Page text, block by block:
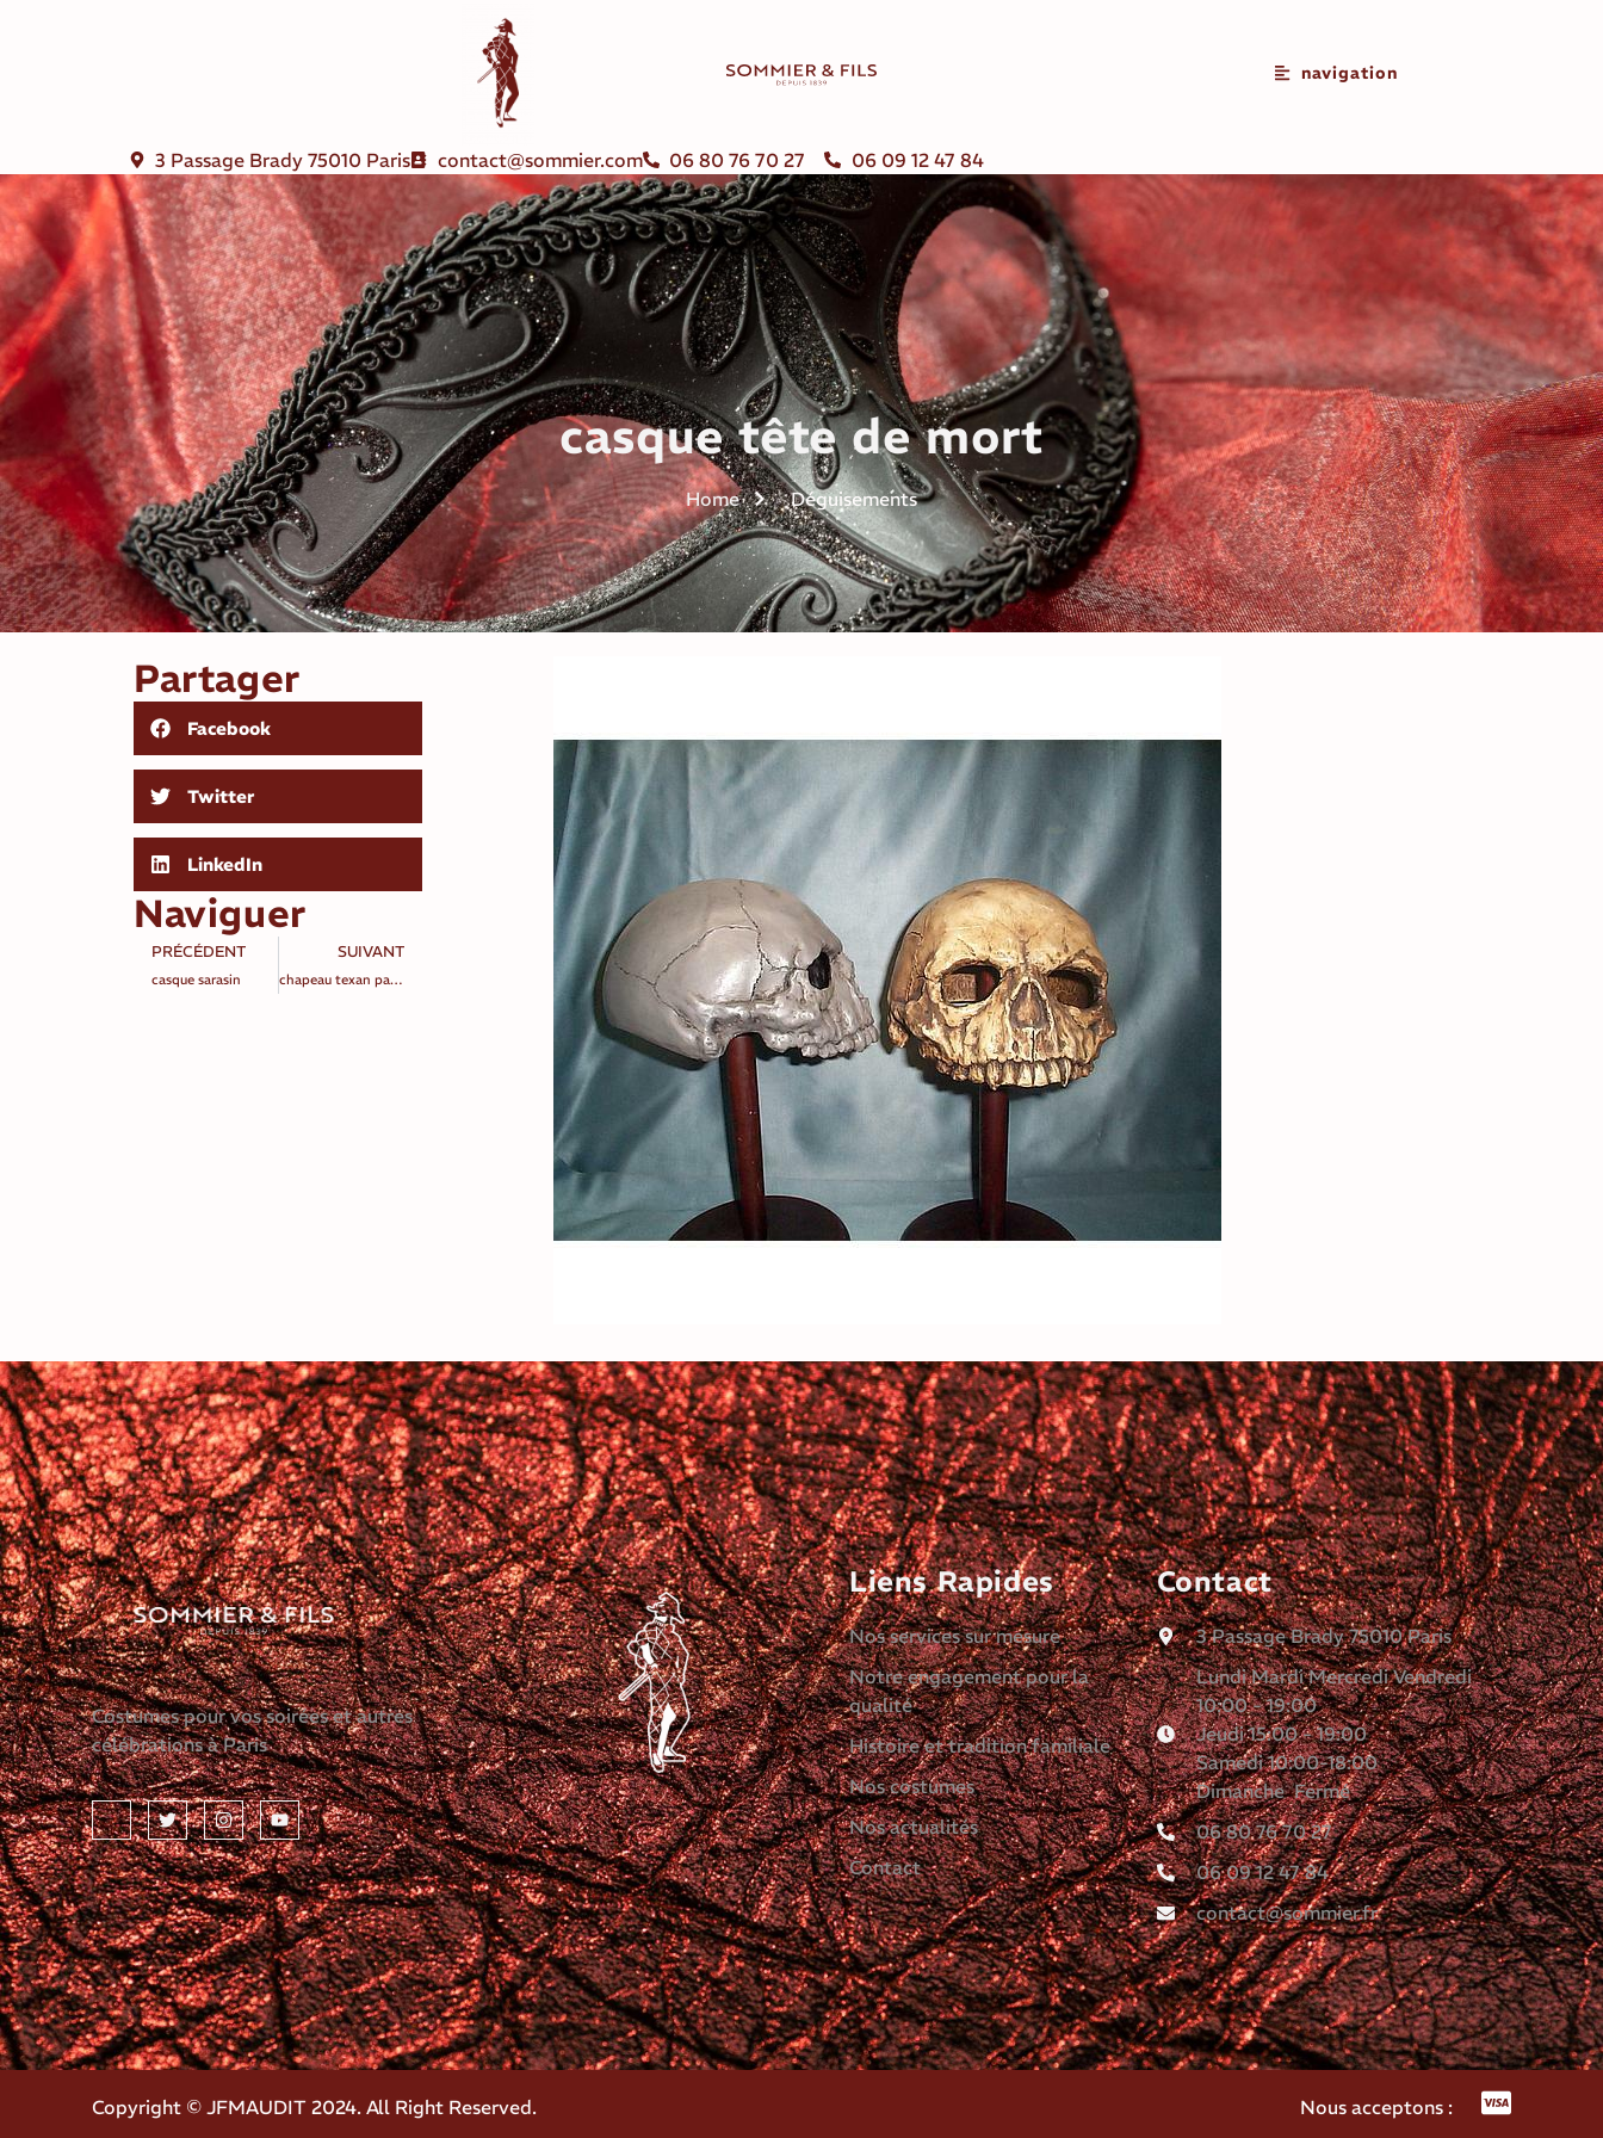
navigation
3 Passage Brady 75010 Paris contact@sommier.com 06 80 76 70 27 06 09 12 47 84
casque tête de mort
Home Déguisements
Partager
Facebook
Twitter
LinkedIn
Naviguer
PRÉCÉDENT
casque sarasin
SUIVANT
chapeau texan paille
Costumes pour vos soirées et autres
célébrations à Paris
Liens Rapides
Nos services sur mesure
Notre engagement pour la
qualité
Histoire et tradition familiale
Nos costumes
Nos actualités
Contact
Contact
3 Passage Brady 75010 Paris
Lundi Mardi Mercredi Vendredi
10:00 - 19:00
Jeudi 15:00 - 19:00
Samedi 10:00-18:00
Dimanche Fermé
06 80 76 70 27
06 09 12 47 84
contact@sommier.fr
Copyright © JFMAUDIT 2024. All Right Reserved. Nous acceptons :